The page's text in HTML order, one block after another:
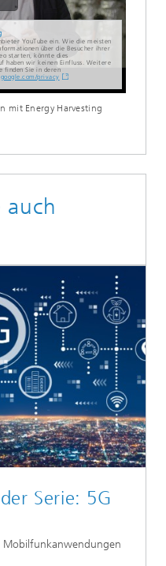
YouTube ein. Wie die meisten
über die Besucher ihrer
starten, könnte dies
haben wir keinen Einfluss. Weitere
finden Sie in deren
privacy
mit Energy Harvesting
auch
Serie: 5G
Mobilfunkanwendungen